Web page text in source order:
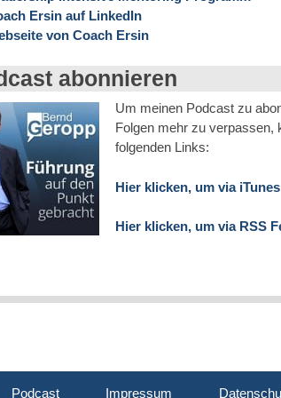
Ersin auf LinkedIn
von Coach Ersin
abonnieren
Um meinen Podcast zu
Folgen mehr zu verpassen,
folgenden Links:
Hier klicken, um via
Hier klicken, um via RSS
Podcast Impressum